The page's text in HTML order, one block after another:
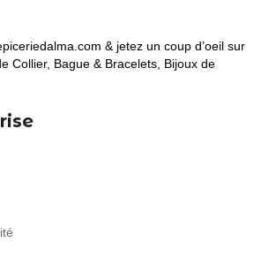
& jetez un coup d’oeil sur
Collier, Bague & Bracelets, Bijoux de